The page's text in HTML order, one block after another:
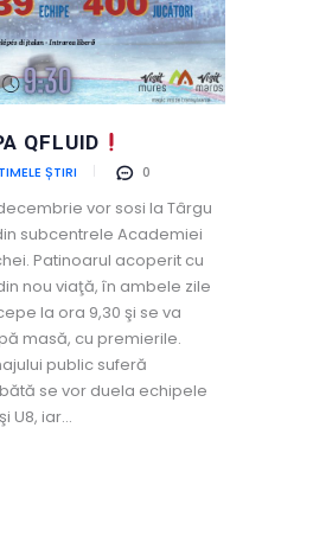
QFLUID
ȘTIRI 0
vor sosi la Târgu
subcentrele Academiei
Patinoarul acoperit cu
nou viaţă, în ambele zile
la ora 9,30 şi se va
masă, cu premierile.
public suferă
se vor duela echipele
U8, iar…